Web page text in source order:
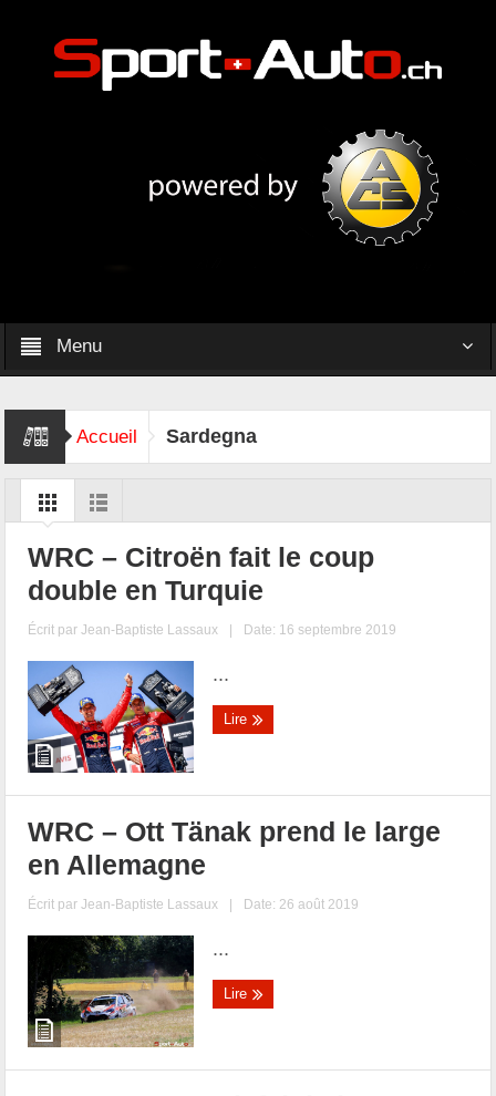
Menu
Accueil Sardegna
WRC – Citroën fait le coup
double en Turquie
Écrit parJean-Baptiste Lassaux | Date: 16 septembre 2019
...
Lire
WRC – Ott Tänak prend le large
en Allemagne
Écrit parJean-Baptiste Lassaux | Date: 26 août 2019
...
Lire